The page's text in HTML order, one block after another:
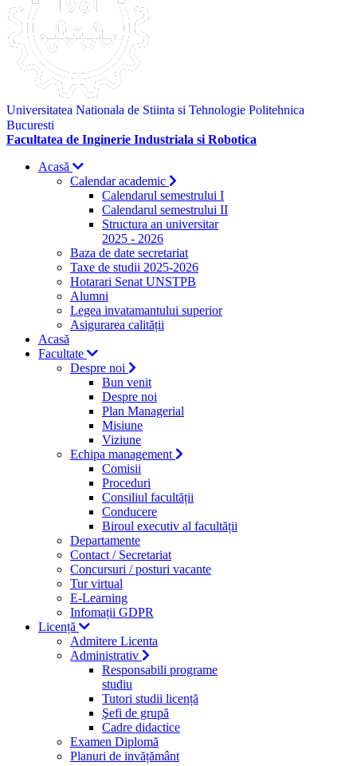
Universitatea Nationala de Stiinta si Tehnologie Politehnica
Bucuresti
Facultatea de Inginerie Industriala si Robotica
Acasă
Calendar academic
Calendarul semestrului I
Calendarul semestrului II
Structura an universitar
2025 - 2026
Baza de date secretariat
Taxe de studii 2025-2026
Hotarari Senat UNSTPB
Alumni
Legea invatamantului superior
Asigurarea calității
Acasă
Facultate
Despre noi
Bun venit
Despre noi
Plan Managerial
Misiune
Viziune
Echipa management
Comisii
Proceduri
Consiliul facultății
Conducere
Biroul executiv al facultății
Departamente
Contact / Secretariat
Concursuri / posturi vacante
Tur virtual
E-Learning
Infomații GDPR
Licență
Admitere Licenta
Administrativ
Responsabili programe
studiu
Tutori studii licență
Şefi de grupă
Cadre didactice
Examen Diplomă
Planuri de invățământ